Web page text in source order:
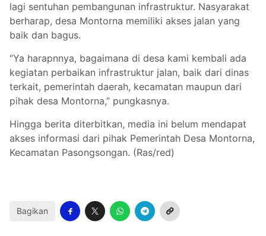
lagi sentuhan pembangunan infrastruktur. Nasyarakat
berharap, desa Montorna memiliki akses jalan yang
baik dan bagus.
“Ya harapnnya, bagaimana di desa kami kembali ada
kegiatan perbaikan infrastruktur jalan, baik dari dinas
terkait, pemerintah daerah, kecamatan maupun dari
pihak desa Montorna,” pungkasnya.
Hingga berita diterbitkan, media ini belum mendapat
akses informasi dari pihak Pemerintah Desa Montorna,
Kecamatan Pasongsongan. (Ras/red)
Bagikan